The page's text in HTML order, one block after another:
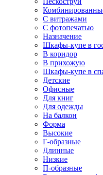
С витражами
С фотопечатью
Назначение
Шкафы-купе в
В коридор
В прихожую
Шкафы-купе в
Детские
Офисные
Для книг
Для одежды
На балкон
Форма
Высокие
Г-образные
Длинные
Низкие
П-образные